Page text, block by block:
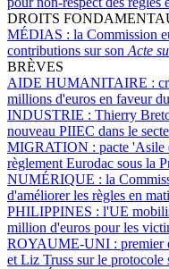
DROITS
MÉDIAS : la Commission
contributions sur son Acte
BRÈVES
AIDE HUMANITAIRE :
millions d'euros en faveur
INDUSTRIE : Thierry
nouveau PIIEC dans le
MIGRATION : pacte 'Asile
règlement Eurodac sous la
NUMÉRIQUE : la
d'améliorer les règles en
PHILIPPINES : l'UE
million d'euros pour les
ROYAUME-UNI : premier
et Liz Truss sur le